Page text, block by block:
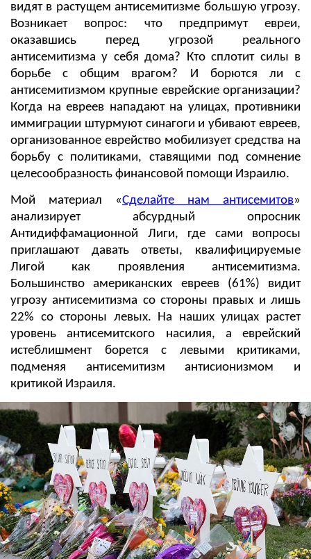
видят в растущем антисемитизме большую угрозу.
Возникает вопрос: что предпримут евреи,
оказавшись перед угрозой реального
антисемитизма у себя дома? Кто сплотит силы в
борьбе с общим врагом? И борются ли с
антисемитизмом крупные еврейские организации?
Когда на евреев нападают на улицах, противники
иммиграции штурмуют синагоги и убивают евреев,
организованное еврейство мобилизует средства на
борьбу с политиками, ставящими под сомнение
целесообразность финансовой помощи Израилю.
Мой материал «Сделайте нам антисемитов»
анализирует абсурдный опросник
Антидиффамационной Лиги, где сами вопросы
приглашают давать ответы, квалифицируемые
Лигой как проявления антисемитизма.
Большинство американских евреев (61%) видит
угрозу антисемитизма со стороны правых и лишь
22% со стороны левых. На наших улицах растет
уровень антисемитского насилия, а еврейский
истеблишмент борется с левыми критиками,
подменяя антисемитизм антисионизмом и
критикой Израиля.